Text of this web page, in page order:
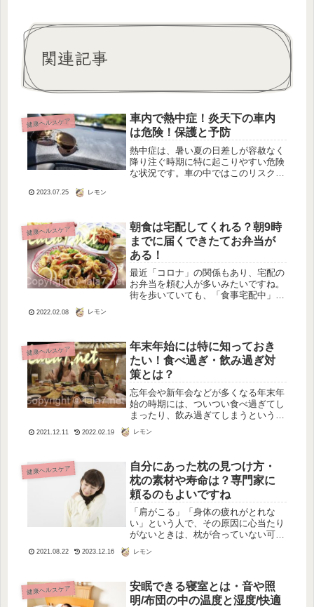
関連記事
健康ヘルスケア
車内で熱中症！炎天下の車内
は危険！保護と予防
熱中症は、暑い夏の日差しが容赦なく
降り注ぐ時期に特に起こりやすい危険
な状況です。車の中ではこのリスクが
る...
2023.07.25 レモン
健康ヘルスケア
朝食は宅配してくれる？朝9時
までに届くできたてお弁当が
ある！
最近「コロナ」の関係もあり、宅配の
お弁当を頼む人が多いみたいですね。
街を歩いていても、「食事宅配中」と
思っていたのです。ところが！私の住
む...
2022.02.08 レモン
健康ヘルスケア
年末年始には特に知っておき
たい！食べ過ぎ・飲み過ぎ対
策とは？
忘年会や新年会などが多くなる年末年
始の時期には、ついつい食べ過ぎてし
まったり、飲み過ぎてしまうというこ
すぎたりしないように注意していて
かる負担が大きくなりやすいもので
す。特...
2021.12.11 2022.02.19 レモン
健康ヘルスケア
自分にあった枕の見つけ方・
枕の素材や寿命は？専門家に
頼るのもよいですね
「肩がこる」「身体の疲れがとれな
い」という人で、その原因に心当たり
がないときは、枕が合っていない可能
間もの間、布団同様枕にもずっとお世
ても大切な睡眠の友です。枕をこれか
ら選...
2021.08.22 2023.12.16 レモン
健康ヘルスケア
安眠できる寝室とは・音や照
明/布団の中の温度と湿度/快適